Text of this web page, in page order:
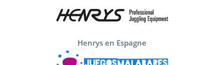
Henrys en Espagne